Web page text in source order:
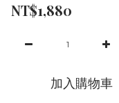
NT$1,880
加入購物車